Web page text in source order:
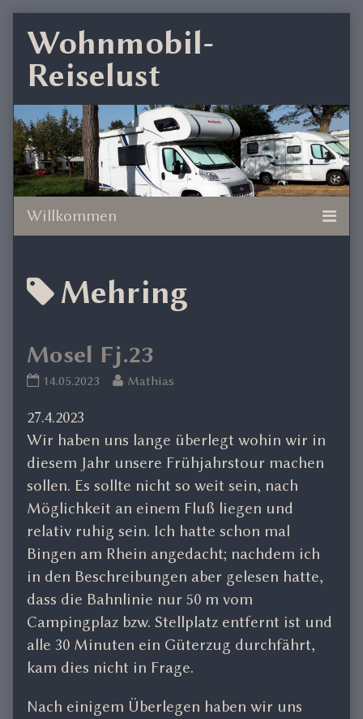
content
Wohnmobil-
Reiselust
Posts
tagged
Mehring
Mosel Fj.23
Mosel
published
on
14.05.2023
Read
by
of
Mosel
Fj.23,
Mathias
27.4.2023
Wir haben uns lange überlegt wohin wir in
diesem Jahr unsere Frühjahrstour machen
sollen. Es sollte nicht so weit sein, nach
Möglichkeit an einem Fluß liegen und
relativ ruhig sein. Ich hatte schon mal
Bingen am Rhein angedacht; nachdem ich
in den Beschreibungen aber gelesen hatte,
dass die Bahnlinie nur 50 m vom
Campingplaz bzw. Stellplatz entfernt ist und
alle 30 Minuten ein Güterzug durchfährt,
kam dies nicht in Frage.
Nach einigem Überlegen haben wir uns